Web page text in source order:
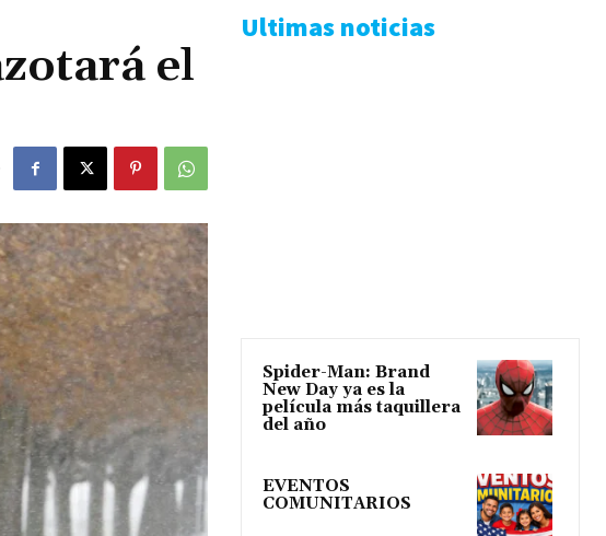
el
Ultimas noticias
Spider-Man: Brand
New Day ya es la
película más taquillera
del año
EVENTOS
COMUNITARIOS